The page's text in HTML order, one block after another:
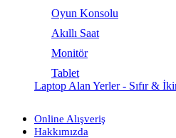
Oyun Konsolu
Akıllı Saat
Monitör
Tablet
Laptop Alan Yerler - Sıfır &
Online Alışveriş
Hakkımızda